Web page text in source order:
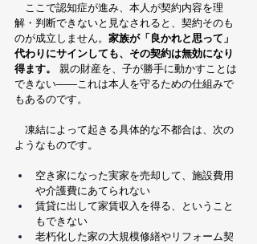
ここで認知症が進み、本人が契約内容を理
解・判断できないと見なされると、契約そのも
のが成立しません。 家族が「良かれと思って」
代わりにサインしても、その契約は無効になり
得ます。
親の財産を、子が勝手に動かすことは
できない——これは本人を守るための仕組みで
もあるのです。
凍結によって起きる具体的な不都合は、次の
ようなものです。
空き家になった実家を売却して、施設費用
や介護費にあてられない
賃貸に出して家賃収入を得る、ということ
もできない
老朽化した家の大規模修繕やリフォーム契